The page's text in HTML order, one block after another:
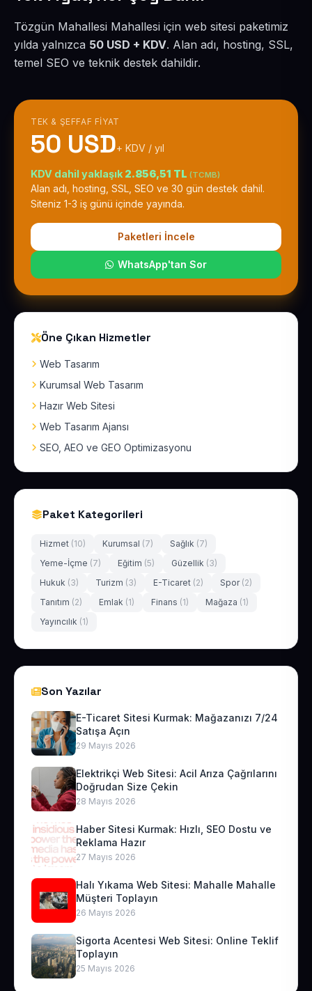
Tözgün Mahallesi Mahallesi için web sitesi paketimiz
yılda yalnızca 50 USD + KDV. Alan adı, hosting, SSL,
temel SEO ve teknik destek dahildir.
TEK & ŞEFFAF FIYAT
50 USD+ KDV / yıl
KDV dahil yaklaşık 2.856,51 TL (TCMB)
Alan adı, hosting, SSL, SEO ve 30 gün destek dahil.
Siteniz 1-3 iş günü içinde yayında.
Paketleri İncele
WhatsApp'tan Sor
Öne Çıkan Hizmetler
Web Tasarım
Kurumsal Web Tasarım
Hazır Web Sitesi
Web Tasarım Ajansı
SEO, AEO ve GEO Optimizasyonu
Paket Kategorileri
Hizmet (10) Kurumsal (7) Sağlık (7)
Yeme-İçme (7) Eğitim (5) Güzellik (3)
Hukuk (3) Turizm (3) E-Ticaret (2) Spor (2)
Tanıtım (2) Emlak (1) Finans (1) Mağaza (1)
Yayıncılık (1)
Son Yazılar
E-Ticaret Sitesi Kurmak: Mağazanızı 7/24
Satışa Açın
29 Mayıs 2026
Elektrikçi Web Sitesi: Acil Arıza Çağrılarını
Doğrudan Size Çekin
28 Mayıs 2026
Haber Sitesi Kurmak: Hızlı, SEO Dostu ve
Reklama Hazır
27 Mayıs 2026
Halı Yıkama Web Sitesi: Mahalle Mahalle
Müşteri Toplayın
26 Mayıs 2026
Sigorta Acentesi Web Sitesi: Online Teklif
Toplayın
25 Mayıs 2026